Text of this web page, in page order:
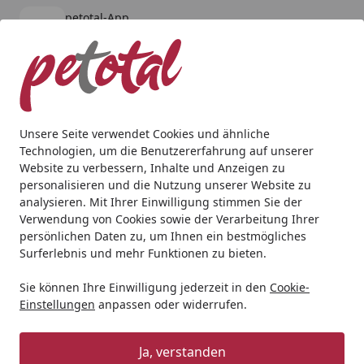
Unsere Seite verwendet Cookies und ähnliche
Technologien, um die Benutzererfahrung auf unserer
Website zu verbessern, Inhalte und Anzeigen zu
personalisieren und die Nutzung unserer Website zu
analysieren. Mit Ihrer Einwilligung stimmen Sie der
Verwendung von Cookies sowie der Verarbeitung Ihrer
persönlichen Daten zu, um Ihnen ein bestmögliches
Surferlebnis und mehr Funktionen zu bieten.
Sie können Ihre Einwilligung jederzeit in den Cookie-
Einstellungen anpassen oder widerrufen.
Ja, verstanden
petotal-App
kostenlos - Im App Store
Alle Produkte
Mein Konto
Suchen
Startseite
Katze Snacks WOW Creamy Snack Multip CAT 24 x 16g
WOW Creamy Snack Multip CAT 24 x
16g